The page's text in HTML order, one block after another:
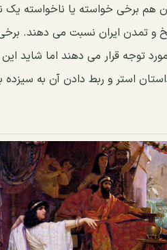
برخی خواسته یا ناخواسته یک
و تمدن ایران نسبت می دهند.
توجه قرار می دهند اما شاید
استر و ربط دادن آن به سیزده به